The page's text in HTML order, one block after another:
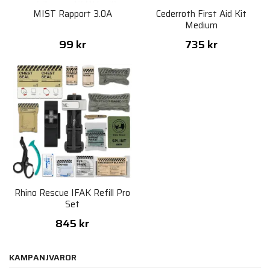
MIST Rapport 3.0A
99 kr
Cederroth First Aid Kit
Medium
735 kr
Rhino Rescue IFAK Refill Pro
Set
845 kr
KAMPANJVAROR